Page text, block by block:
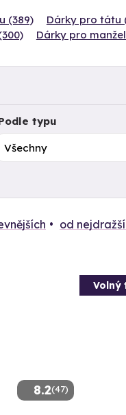
(389) Dárky pro tátu
Dárky pro
typu
od
8.2(47)
Volný